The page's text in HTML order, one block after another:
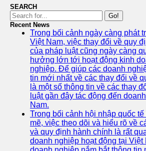
SEARCH
Go!
Recent News
Trong bối cảnh ngày càng phát
Việt Nam, việc thay đổi về quy
của pháp luật cũng ngày càng
hưởng lớn tới hoạt động kinh
nghiệp. Để giúp các doanh
tin mới nhất về các thay đổi về
là một số thông tin về các thay
luật gần đây tác động đến
Nam.
Trong bối cảnh hội nhập quốc
mẽ, việc theo dõi và hiểu rõ về
và quy định hành chính là rất
doanh nghiệp hoạt động tại